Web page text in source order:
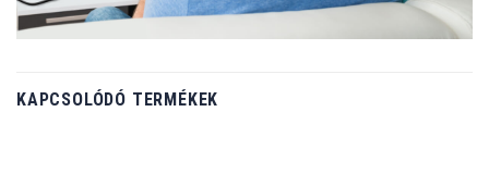
KAPCSOLÓDÓ TERMÉKEK